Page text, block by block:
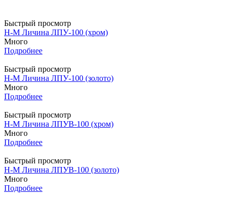
Быстрый просмотр
Н-М Личина ЛПУ-100 (хром)
Много
Подробнее
Быстрый просмотр
Н-М Личина ЛПУ-100 (золото)
Много
Подробнее
Быстрый просмотр
Н-М Личина ЛПУВ-100 (хром)
Много
Подробнее
Быстрый просмотр
Н-М Личина ЛПУВ-100 (золото)
Много
Подробнее